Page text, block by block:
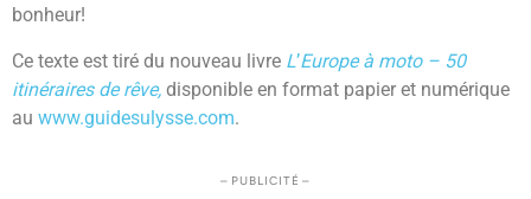
bonheur!
Ce texte est tiré du nouveau livre L’Europe à moto – 50
itinéraires de rêve, disponible en format papier et numérique
au www.guidesulysse.com.
– PUBLICITÉ –